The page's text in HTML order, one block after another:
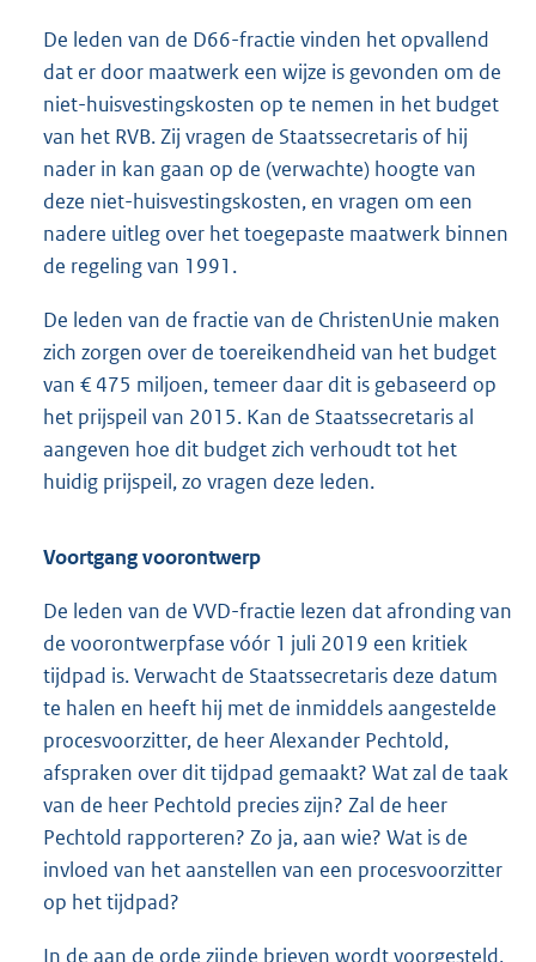
De leden van de D66-fractie vinden het opvallend
dat er door maatwerk een wijze is gevonden om de
niet-huisvestingskosten op te nemen in het budget
van het RVB. Zij vragen de Staatssecretaris of hij
nader in kan gaan op de (verwachte) hoogte van
deze niet-huisvestingskosten, en vragen om een
nadere uitleg over het toegepaste maatwerk binnen
de regeling van 1991.
De leden van de fractie van de ChristenUnie maken
zich zorgen over de toereikendheid van het budget
van € 475 miljoen, temeer daar dit is gebaseerd op
het prijspeil van 2015. Kan de Staatssecretaris al
aangeven hoe dit budget zich verhoudt tot het
huidig prijspeil, zo vragen deze leden.
Voortgang voorontwerp
De leden van de VVD-fractie lezen dat afronding van
de voorontwerpfase vóór 1 juli 2019 een kritiek
tijdpad is. Verwacht de Staatssecretaris deze datum
te halen en heeft hij met de inmiddels aangestelde
procesvoorzitter, de heer Alexander Pechtold,
afspraken over dit tijdpad gemaakt? Wat zal de taak
van de heer Pechtold precies zijn? Zal de heer
Pechtold rapporteren? Zo ja, aan wie? Wat is de
invloed van het aanstellen van een procesvoorzitter
op het tijdpad?
In de aan de orde zijnde brieven wordt voorgesteld,